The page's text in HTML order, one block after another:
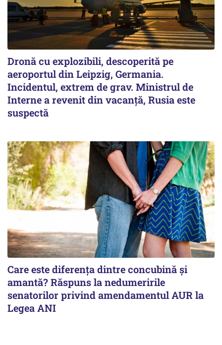
Dronă cu explozibili, descoperită pe
aeroportul din Leipzig, Germania.
Incidentul, extrem de grav. Ministrul de
Interne a revenit din vacanță, Rusia este
suspectă
Care este diferența dintre concubină și
amantă? Răspuns la nedumeririle
senatorilor privind amendamentul AUR la
Legea ANI